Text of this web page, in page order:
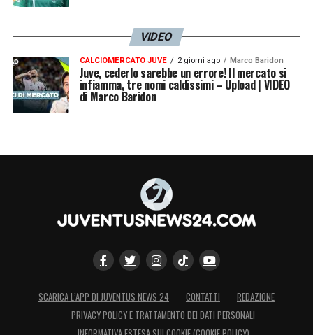
VIDEO
CALCIOMERCATO JUVE 2 giorni ago Marco Baridon
Juve, cederlo sarebbe un errore! Il mercato si
infiamma, tre nomi caldissimi – Upload | VIDEO
di Marco Baridon
SCARICA L’APP DI JUVENTUS NEWS 24 CONTATTI
REDAZIONE
PRIVACY POLICY E TRATTAMENTO DEI DATI PERSONALI